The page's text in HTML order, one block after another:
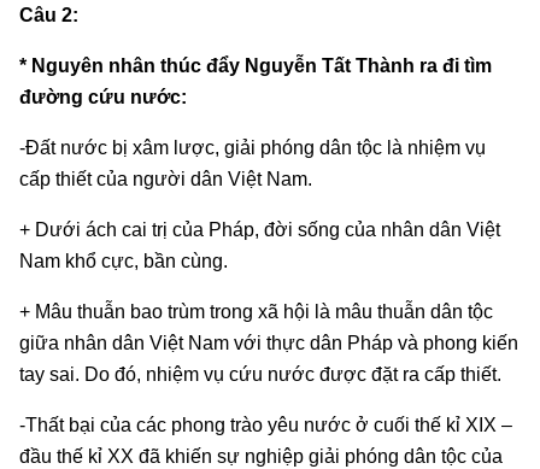
Câu 2:
* Nguyên nhân thúc đẩy Nguyễn Tất Thành ra đi tìm
đường cứu nước:
-Đất nước bị xâm lược, giải phóng dân tộc là nhiệm vụ
cấp thiết của người dân Việt Nam.
+ Dưới ách cai trị của Pháp, đời sống của nhân dân Việt
Nam khổ cực, bần cùng.
+ Mâu thuẫn bao trùm trong xã hội là mâu thuẫn dân tộc
giữa nhân dân Việt Nam với thực dân Pháp và phong kiến
tay sai. Do đó, nhiệm vụ cứu nước được đặt ra cấp thiết.
-Thất bại của các phong trào yêu nước ở cuối thế kỉ XIX –
đầu thế kỉ XX đã khiến sự nghiệp giải phóng dân tộc của